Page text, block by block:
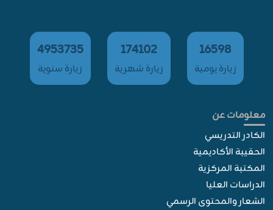
16598
زيارة يومية
174102
زيارة شهرية
4953735
زيارة سنوية
معلومات عن
الكادر التدريسي
الحقيبة الأكاديمية
المكتبة المركزية
الدراسات العليا
الشعار والمحتوى الرسمي